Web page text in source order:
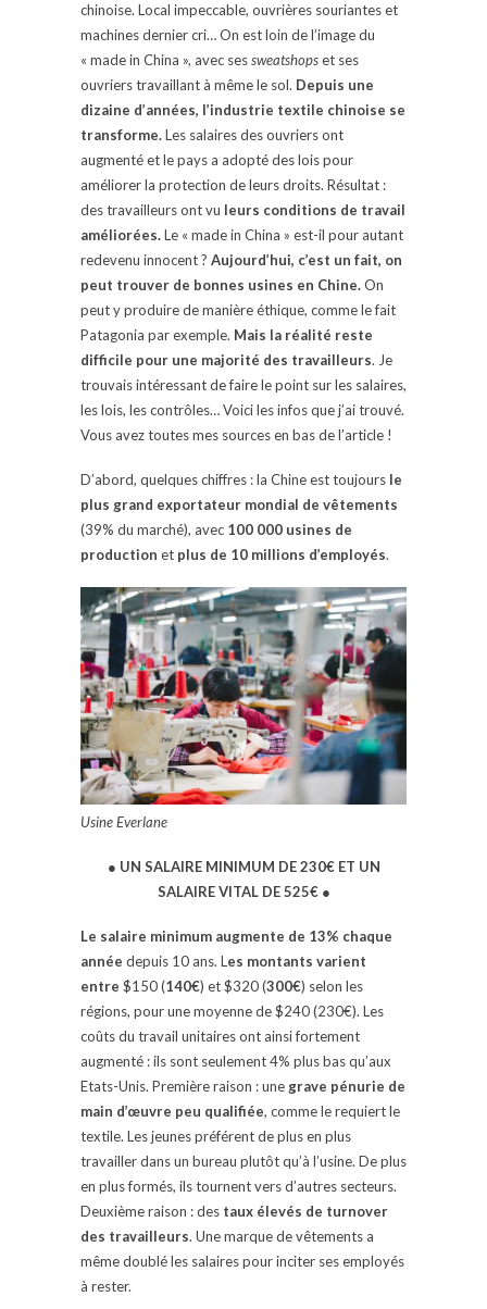
chinoise. Local impeccable, ouvrières souriantes et
machines dernier cri… On est loin de l’image du
« made in China », avec sessweatshopset ses
ouvriers travaillant à même le sol. Depuis une
dizaine d’années, l’industrie textile chinoise se
transforme.Les salaires des ouvriers ont
augmenté et le pays a adopté des lois pour
améliorer la protection de leurs droits. Résultat :
des travailleurs ont vu leurs conditions de travail
améliorées.Le « made in China » est-il pour autant
redevenu innocent ? Aujourd’hui, c’est un fait, on
peut trouver de bonnes usines en Chine.On
peut y produire de manière éthique, comme le fait
Patagonia par exemple. Mais la réalité reste
difficile pour une majorité des travailleurs. Je
trouvais intéressant de faire le point sur les salaires,
les lois, les contrôles… Voici les infos que j’ai trouvé.
Vous avez toutes mes sources en bas de l’article !
D’abord, quelques chiffres : la Chine est toujours le
plus grand exportateur mondial de vêtements
(39% du marché), avec 100 000 usines de
production et plus de 10 millions d’employés.
Usine Everlane
● UN SALAIRE MINIMUM DE 230€ ET UN
SALAIRE VITAL DE 525€ ●
Le salaire minimum augmente de 13% chaque
année depuis 10 ans. L es montants varient
entre $150 (140€) et $320 (300€) selon les
régions, pour une moyenne de $240 (230€). Les
coûts du travail unitaires ont ainsi fortement
augmenté : ils sont seulement 4% plus bas qu’aux
Etats-Unis. Première raison : une grave pénurie de
main d’œuvre peu qualifiée, comme le requiert le
textile. Les jeunes préférent de plus en plus
travailler dans un bureau plutôt qu’à l’usine. De plus
en plus formés, ils tournent vers d’autres secteurs.
Deuxième raison : des taux élevés de turnover
des travailleurs. Une marque de vêtements a
même doublé les salaires pour inciter ses employés
à rester.